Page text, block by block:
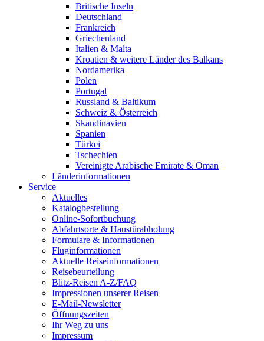
Britische Inseln
Deutschland
Frankreich
Griechenland
Italien & Malta
Kroatien & weitere Länder des Balkans
Nordamerika
Polen
Portugal
Russland & Baltikum
Schweiz & Österreich
Skandinavien
Spanien
Türkei
Tschechien
Vereinigte Arabische Emirate & Oman
Länderinformationen
Service
Aktuelles
Katalogbestellung
Online-Sofortbuchung
Abfahrtsorte & Haustürabholung
Formulare & Informationen
Fluginformationen
Aktuelle Reiseinformationen
Reisebeurteilung
Blitz-Reisen A-Z/FAQ
Impressionen unserer Reisen
E-Mail-Newsletter
Öffnungszeiten
Ihr Weg zu uns
Impressum